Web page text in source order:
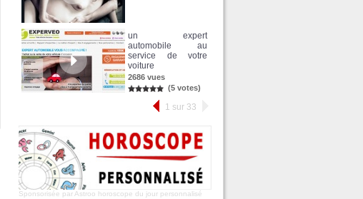
un expert
automobile au
service de votre
voiture
2686 vues
(5 votes)
1 sur 33
Sponsorisée par Astroo horoscope du jour personnalisé